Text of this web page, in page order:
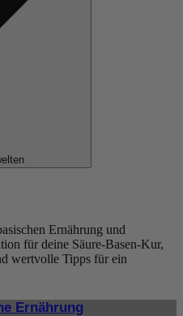
Ernährung und
für deine Säure-Basen-Kur,
wertvolle Tipps für ein
Ernährung